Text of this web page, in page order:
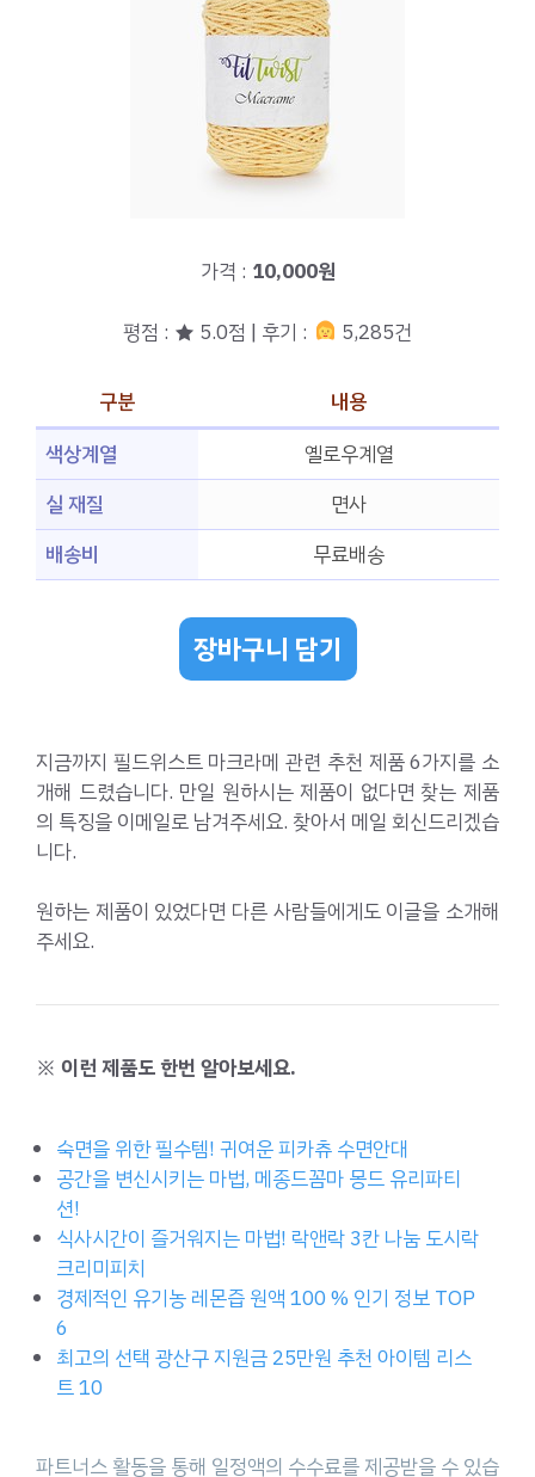
가격 : 10,000원
평점 : ★ 5.0점 | 후기 : 5,285건
구분
내용
색상계열
옐로우계열
실 재질
면사
배송비
무료배송
장바구니 담기
지금까지 필드위스트 마크라메 관련 추천 제품 6가지를 소
개해 드렸습니다. 만일 원하시는 제품이 없다면 찾는 제품
의 특징을 이메일로 남겨주세요. 찾아서 메일 회신드리겠습
니다.
원하는 제품이 있었다면 다른 사람들에게도 이글을 소개해
주세요.
※ 이런 제품도 한번 알아보세요.
숙면을 위한 필수템! 귀여운 피카츄 수면안대
공간을 변신시키는 마법, 메종드꼼마 몽드 유리파티
션!
식사시간이 즐거워지는 마법! 락앤락 3칸 나눔 도시락
크리미피치
경제적인 유기농 레몬즙 원액 100 % 인기 정보 TOP
6
최고의 선택 광산구 지원금 25만원 추천 아이템 리스
트 10
파트너스 활동을 통해 일정액의 수수료를 제공받을 수 있습